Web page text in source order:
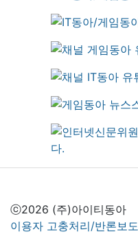
ⓒ2026 (주)아이티동아
이용자 고충처리/반론보도